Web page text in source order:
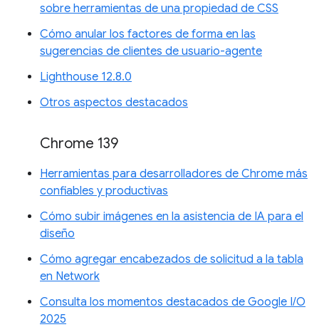
sobre herramientas de una propiedad de CSS
Cómo anular los factores de forma en las
sugerencias de clientes de usuario-agente
Lighthouse 12.8.0
Otros aspectos destacados
Chrome 139
Herramientas para desarrolladores de Chrome más
confiables y productivas
Cómo subir imágenes en la asistencia de IA para el
diseño
Cómo agregar encabezados de solicitud a la tabla
en Network
Consulta los momentos destacados de Google I/O
2025